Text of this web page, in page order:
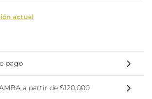
actual
pago
a partir de $120.000